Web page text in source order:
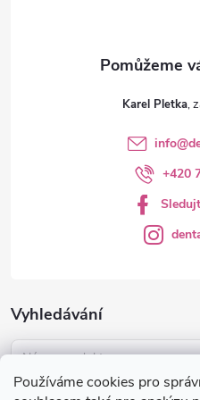
Používáme cookies pro
Vyhledávání
Karel Pletka
info@
+420